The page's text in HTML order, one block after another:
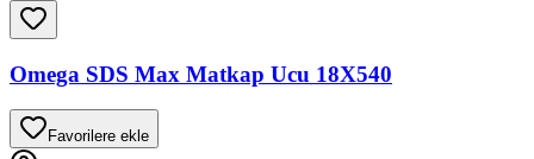
Omega SDS Max Matkap Ucu 18X540
Favorilere ekle